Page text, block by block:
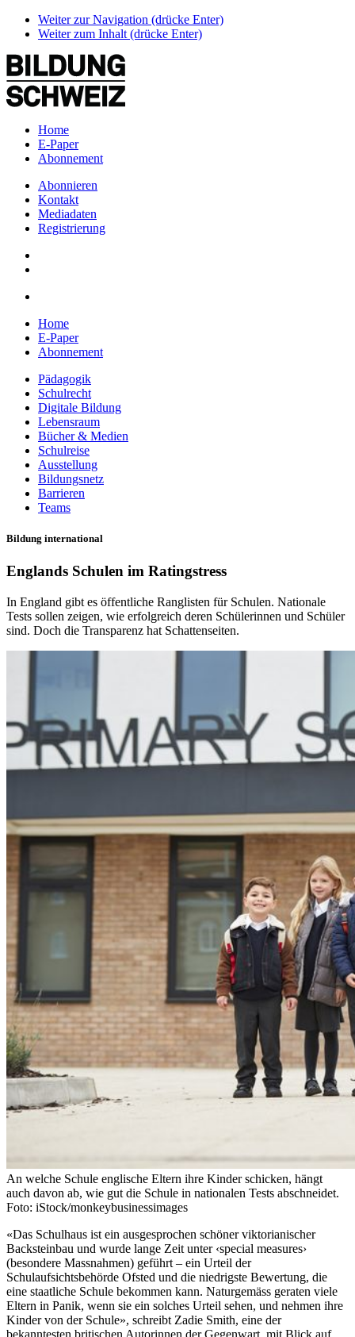
Weiter zur Navigation (drücke Enter)
Weiter zum Inhalt (drücke Enter)
Home
E-Paper
Abonnement
Abonnieren
Kontakt
Mediadaten
Registrierung
Home
E-Paper
Abonnement
Pädagogik
Schulrecht
Digitale Bildung
Lebensraum
Bücher & Medien
Schulreise
Ausstellung
Bildungsnetz
Barrieren
Teams
Bildung international
Englands Schulen im Ratingstress
In England gibt es öffentliche Ranglisten für Schulen. Nationale
Tests sollen zeigen, wie erfolgreich deren Schülerinnen und Schüler
sind. Doch die Transparenz hat Schattenseiten.
An welche Schule englische Eltern ihre Kinder schicken, hängt
auch davon ab, wie gut die Schule in nationalen Tests abschneidet.
Foto: iStock/monkeybusinessimages
«Das Schulhaus ist ein ausgesprochen schöner viktorianischer
Backsteinbau und wurde lange Zeit unter ‹special measures›
(besondere Massnahmen) geführt – ein Urteil der
Schulaufsichtsbehörde Ofsted und die niedrigste Bewertung, die
eine staatliche Schule bekommen kann. Naturgemäss geraten viele
Eltern in Panik, wenn sie ein solches Urteil sehen, und nehmen ihre
Kinder von der Schule», schreibt Zadie Smith, eine der
bekanntesten britischen Autorinnen der Gegenwart, mit Blick auf